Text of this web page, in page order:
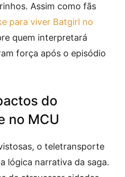
Assim como fãs
para viver Batgirl no
quem interpretará
força após o episódio
do
no MCU
o teletransporte
lógica narrativa da saga.